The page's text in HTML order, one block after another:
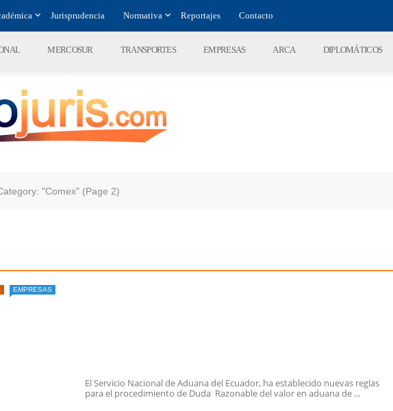
Jurisprudencia Normativa Reportajes Contacto
MERCOSUR TRANSPORTES EMPRESAS ARCA DIPLOMÁTICOS
"Comex" (Page 2)
EMPRESAS
El Servicio Nacional de Aduana del Ecuador, ha establecido nuevas reglas
para el procedimiento de Duda Razonable del valor en aduana de ...